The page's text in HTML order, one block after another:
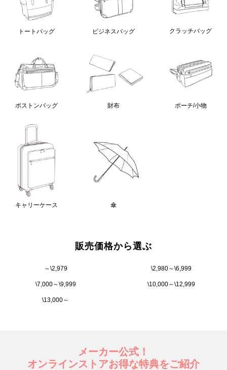
トートバッグ ビジネスバッグ クラッチバッグ
ボストンバッグ 財布 ポーチ/小物
キャリーケース 傘
販売価格から選ぶ
～\2,979 \2,980～\6,999
\7,000～\9,999 \10,000～\12,999
\13,000～
メーカー公式！
オンラインストアお得な特典をご紹介